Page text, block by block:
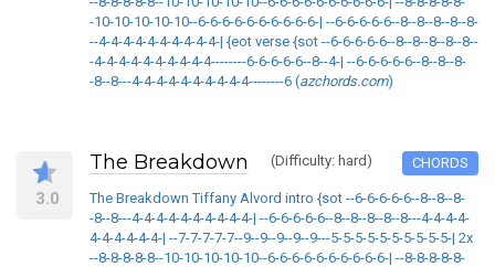
-10-10-10-10-10--6-6-6-6-6-6-6-6-6-6-| --6-6-6-6-6--8--8--8--8--8-
--4-4-4-4-4-4-4-4-4-4-| {eot verse {sot --6-6-6-6-6--8--8--8--8--8--
-4-4-4-4-4-4-4-4-4-4--------6-6-6-6-6--8--4-| --6-6-6-6-6--8--8--8-
-8--8---4-4-4-4-4-4-4-4-4-4--------6 (azchords.com)
3.0
The Breakdown (Difficulty: hard) CHORDS
The Breakdown Tiffany Alvord intro {sot --6-6-6-6-6--8--8--8-
-8--8---4-4-4-4-4-4-4-4-4-4-| --6-6-6-6-6--8--8--8--8--8---4-4-4-4-
4-4-4-4-4-4-| --7-7-7-7-7--9--9--9--9--9---5-5-5-5-5-5-5-5-5-5-| 2x
--8-8-8-8-8--10-10-10-10-10--6-6-6-6-6-6-6-6-6-6-| --8-8-8-8-8-